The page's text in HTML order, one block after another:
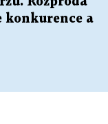
konkurence a